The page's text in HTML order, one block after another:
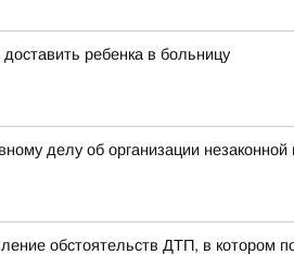
ребенка в больницу
делу об организации
обстоятельств ДТП, в котором